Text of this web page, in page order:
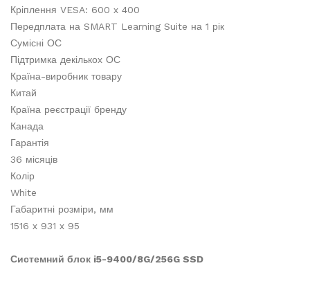
Кріплення VESA: 600 х 400
Передплата на SMART Learning Suite на 1 рік
Сумісні ОС
Підтримка декількох ОС
Країна-виробник товару
Китай
Країна реєстрації бренду
Канада
Гарантія
36 місяців
Колір
White
Габаритні розміри, мм
1516 х 931 х 95
Системний блок i5-9400/8G/256G SSD